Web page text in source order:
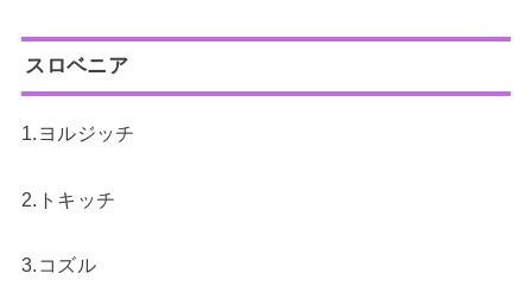
スロベニア
1.ヨルジッチ
2.トキッチ
3.コズル